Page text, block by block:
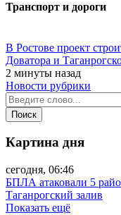
Транспорт и дороги
В Ростове проект
Доватора и
2 минуты назад
Новости рубрики
Картина дня
сегодня, 06:46
БПЛА атаковали 5
Таганрогский залив
Показать ещё